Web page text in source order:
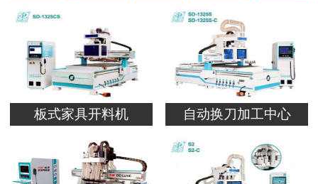
板式家具开料机 自动换刀加工中心